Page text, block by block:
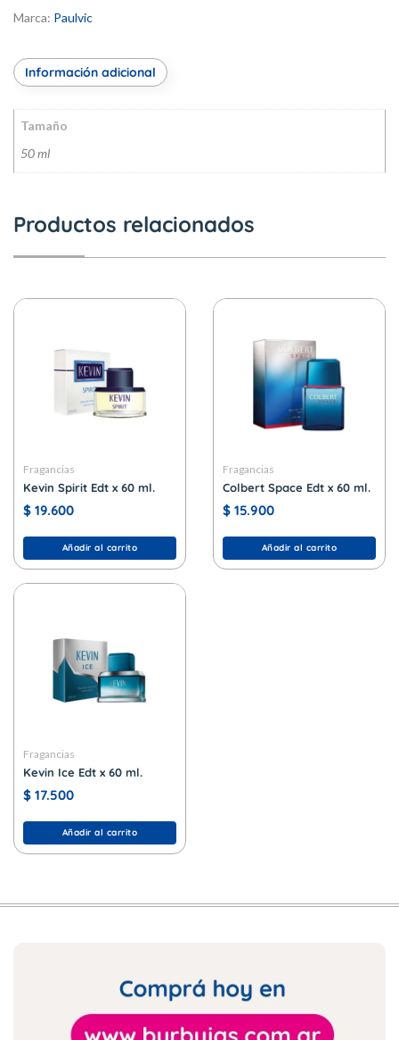
Marca: Paulvic
Información adicional
Tamaño
50 ml
Productos relacionados
Fragancias
Kevin Spirit Edt x 60 ml.
$ 19.600
Añadir al carrito
Fragancias
Colbert Space Edt x 60 ml.
$ 15.900
Añadir al carrito
Fragancias
Kevin Ice Edt x 60 ml.
$ 17.500
Añadir al carrito